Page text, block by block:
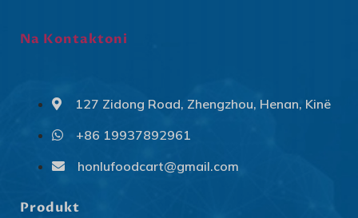
Na Kontaktoni
127 Zidong Road, Zhengzhou, Henan, Kinë
+86 19937892961
honlufoodcart@gmail.com
Produkt
Slovenčina